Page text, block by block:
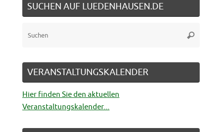
SUCHEN AUF LUEDENHAUSEN.DE
Suchen
VERANSTALTUNGSKALENDER
Hier finden Sie den aktuellen
Veranstaltungskalender...